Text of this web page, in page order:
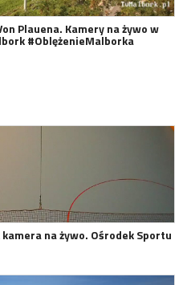
Plauena. Kamery na żywo w
#OblężenieMalborka
na żywo. Ośrodek Sportu